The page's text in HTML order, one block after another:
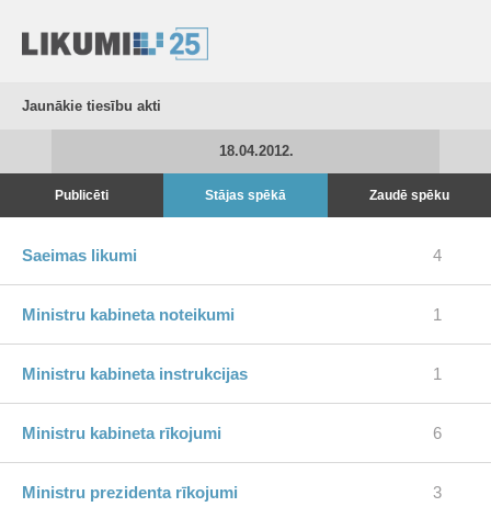
Jaunākie tiesību akti
18.04.2012.
Publicēti Stājas spēkā Zaudē spēku
Saeimas likumi 4
Ministru kabineta noteikumi 1
Ministru kabineta instrukcijas 1
Ministru kabineta rīkojumi 6
Ministru prezidenta rīkojumi 3